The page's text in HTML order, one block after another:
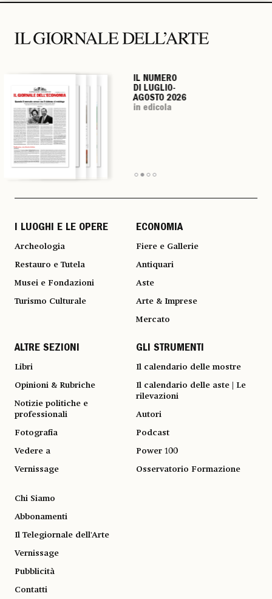
IL NUMERO
DI LUGLIO-
AGOSTO 2026
in edicola
IL NUMERO
DI LUGLIO-
AGOSTO 2026
in edicola
IL NUMERO
DI LUGLIO-
AGOSTO 2026
in edicola
IL NUMERO
DI LUGLIO-
AGOSTO 2026
in edicola
I LUOGHI E LE OPERE
Archeologia
Restauro e Tutela
Musei e Fondazioni
Turismo Culturale
ECONOMIA
Fiere e Gallerie
Antiquari
Aste
Arte & Imprese
Mercato
ALTRE SEZIONI
Libri
Opinioni & Rubriche
Notizie politiche e
professionali
Fotografia
Vedere a
Vernissage
GLI STRUMENTI
Il calendario delle mostre
Il calendario delle aste | Le
rilevazioni
Autori
Podcast
Power 100
Osservatorio Formazione
Chi Siamo
Abbonamenti
Il Telegiornale dell'Arte
Vernissage
Pubblicità
Contatti